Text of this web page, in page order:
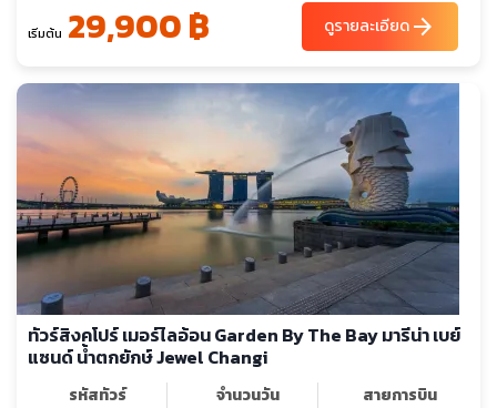
เริ่มต้น 29,900 ฿ ดูรายละเอียดarrow_forward
ทัวร์สิงคโปร์ เมอร์ไลอ้อน Garden By The Bay มารีน่า เบย์
แซนด์ น้ำตกยักษ์ Jewel Changi
รหัสทัวร์
จำนวนวัน
สายการบิน